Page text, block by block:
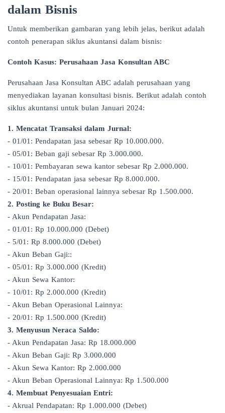
dalam Bisnis
Untuk memberikan gambaran yang lebih jelas, berikut adalah
contoh penerapan siklus akuntansi dalam bisnis:
Contoh Kasus: Perusahaan Jasa Konsultan ABC
Perusahaan Jasa Konsultan ABC adalah perusahaan yang
menyediakan layanan konsultasi bisnis. Berikut adalah contoh
siklus akuntansi untuk bulan Januari 2024:
1. Mencatat Transaksi dalam Jurnal:
- 01/01: Pendapatan jasa sebesar Rp 10.000.000.
- 05/01: Beban gaji sebesar Rp 3.000.000.
- 10/01: Pembayaran sewa kantor sebesar Rp 2.000.000.
- 15/01: Pendapatan jasa sebesar Rp 8.000.000.
- 20/01: Beban operasional lainnya sebesar Rp 1.500.000.
2. Posting ke Buku Besar:
- Akun Pendapatan Jasa:
- 01/01: Rp 10.000.000 (Debet)
- 5/01: Rp 8.000.000 (Debet)
- Akun Beban Gaji::
- 05/01: Rp 3.000.000 (Kredit)
- Akun Sewa Kantor:
- 10/01: Rp 2.000.000 (Kredit)
- Akun Beban Operasional Lainnya:
- 20/01: Rp 1.500.000 (Kredit)
3. Menyusun Neraca Saldo:
- Akun Pendapatan Jasa: Rp 18.000.000
- Akun Beban Gaji: Rp 3.000.000
- Akun Sewa Kantor: Rp 2.000.000
- Akun Beban Operasional Lainnya: Rp 1.500.000
4. Membuat Penyesuaian Entri:
- Akrual Pendapatan: Rp 1.000.000 (Debet)